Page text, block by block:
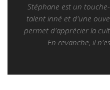
Stéphane est un
talent inné et d'une
permet d'apprécier la
En revanche, il